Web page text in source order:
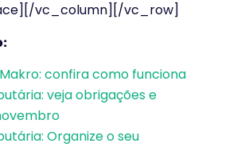
vc_column][/vc_row]
confira como funciona
veja obrigações e
Organize o seu